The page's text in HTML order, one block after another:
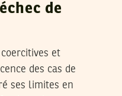
de
et
des cas de
ses limites en